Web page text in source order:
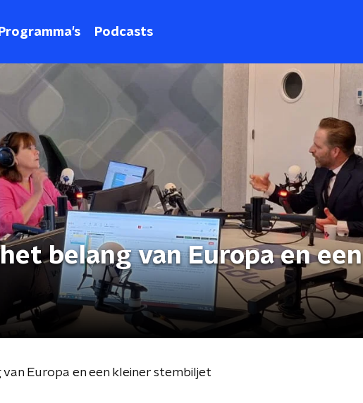
Programma's Podcasts
belang van Europa en een
Europa en een kleiner stembiljet